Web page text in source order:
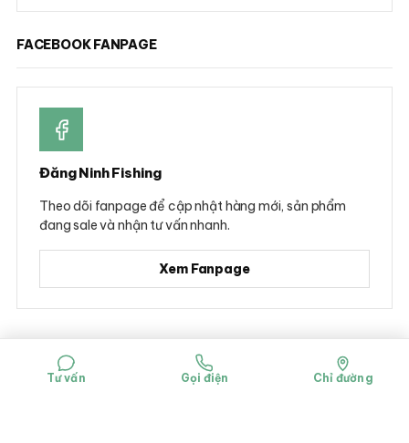
FACEBOOK FANPAGE
Đăng Ninh Fishing
Theo dõi fanpage để cập nhật hàng mới, sản phẩm
đang sale và nhận tư vấn nhanh.
Xem Fanpage
© 2026 Đăng Ninh Fishing - Hộ kinh doanh Dụng cụ câu cá Đăng Ninh
Mã số đăng ký kinh doanh: 0314781322